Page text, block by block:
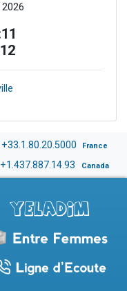
+33.1.80.20.5000 France
+1.437.887.14.93 Canada